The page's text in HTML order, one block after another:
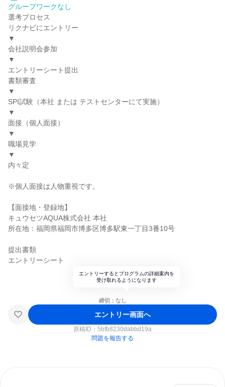
グループワークなし
選考プロセス
リクナビにエントリー
▼
会社説明会参加
▼
エントリーシート提出
書類審査
▼
SPI試験（本社 または テストセンターにて実施）
▼
面接（個人面接）
▼
職場見学
▼
内々定
※個人面接は人物重視です。
【面接地・登録地】
キュウセツAQUA株式会社 本社
所在地：福岡県福岡市博多区博多駅東一丁目3番10号
提出書類
エントリーシート
エントリーするとプログラムの詳細案内を
受け取れるようになります
締切：なし
エントリー画面へ
原稿ID： 5bfb8230dabbd19a
問題を報告する